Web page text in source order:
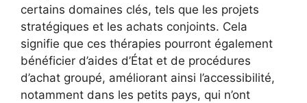
certains domaines clés, tels que les projets
stratégiques et les achats conjoints. Cela
signifie que ces thérapies pourront également
bénéficier d’aides d’État et de procédures
d’achat groupé, améliorant ainsi l’accessibilité,
notamment dans les petits pays, qui n’ont